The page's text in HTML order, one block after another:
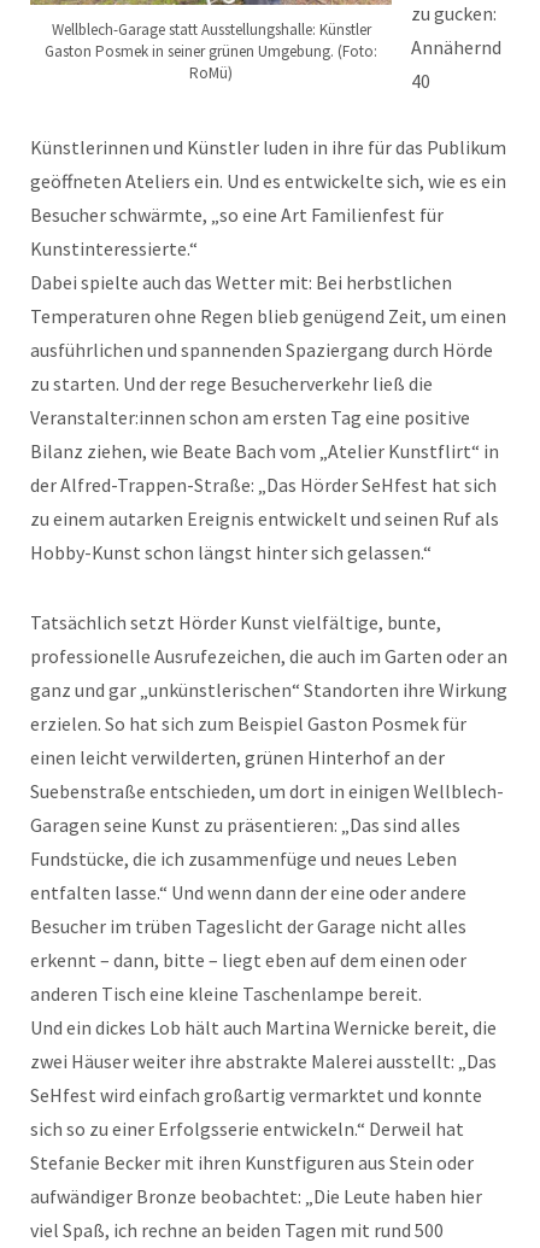
Wellblech-Garage statt Ausstellungshalle: Künstler
Gaston Posmek in seiner grünen Umgebung. (Foto:
RoMü)
zu gucken:
Annähernd
40
Künstlerinnen und Künstler luden in ihre für das Publikum
geöffneten Ateliers ein. Und es entwickelte sich, wie es ein
Besucher schwärmte, „so eine Art Familienfest für
Kunstinteressierte.“
Dabei spielte auch das Wetter mit: Bei herbstlichen
Temperaturen ohne Regen blieb genügend Zeit, um einen
ausführlichen und spannenden Spaziergang durch Hörde
zu starten. Und der rege Besucherverkehr ließ die
Veranstalter:innen schon am ersten Tag eine positive
Bilanz ziehen, wie Beate Bach vom „Atelier Kunstflirt“ in
der Alfred-Trappen-Straße: „Das Hörder SeHfest hat sich
zu einem autarken Ereignis entwickelt und seinen Ruf als
Hobby-Kunst schon längst hinter sich gelassen.“
Tatsächlich setzt Hörder Kunst vielfältige, bunte,
professionelle Ausrufezeichen, die auch im Garten oder an
ganz und gar „unkünstlerischen“ Standorten ihre Wirkung
erzielen. So hat sich zum Beispiel Gaston Posmek für
einen leicht verwilderten, grünen Hinterhof an der
Suebenstraße entschieden, um dort in einigen Wellblech-
Garagen seine Kunst zu präsentieren: „Das sind alles
Fundstücke, die ich zusammenfüge und neues Leben
entfalten lasse.“ Und wenn dann der eine oder andere
Besucher im trüben Tageslicht der Garage nicht alles
erkennt – dann, bitte – liegt eben auf dem einen oder
anderen Tisch eine kleine Taschenlampe bereit.
Und ein dickes Lob hält auch Martina Wernicke bereit, die
zwei Häuser weiter ihre abstrakte Malerei ausstellt: „Das
SeHfest wird einfach großartig vermarktet und konnte
sich so zu einer Erfolgsserie entwickeln.“ Derweil hat
Stefanie Becker mit ihren Kunstfiguren aus Stein oder
aufwändiger Bronze beobachtet: „Die Leute haben hier
viel Spaß, ich rechne an beiden Tagen mit rund 500